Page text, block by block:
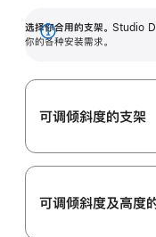
选择你合用的支架。 Studio
你的各种安装需求。
展
可调倾斜度的支架
可调倾斜度及高‍度